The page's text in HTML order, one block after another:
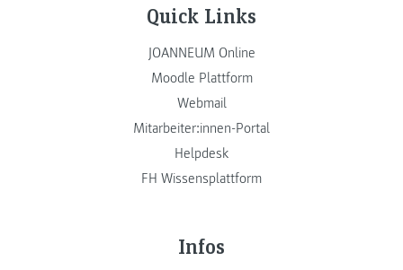
Quick Links
JOANNEUM Online
Moodle Plattform
Webmail
Mitarbeiter:innen-Portal
Helpdesk
FH Wissensplattform
Infos